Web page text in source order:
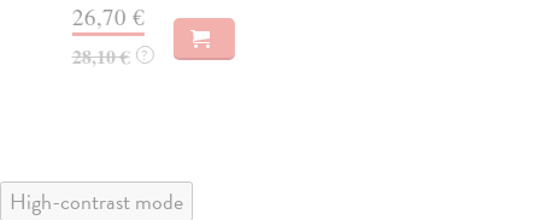
26,70 €
28,10 € ?
High-contrast mode